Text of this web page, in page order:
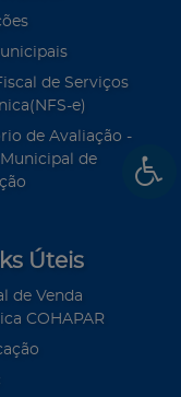
de Serviços
e)
de Avaliação -
de
Úteis
de Venda
COHAPAR